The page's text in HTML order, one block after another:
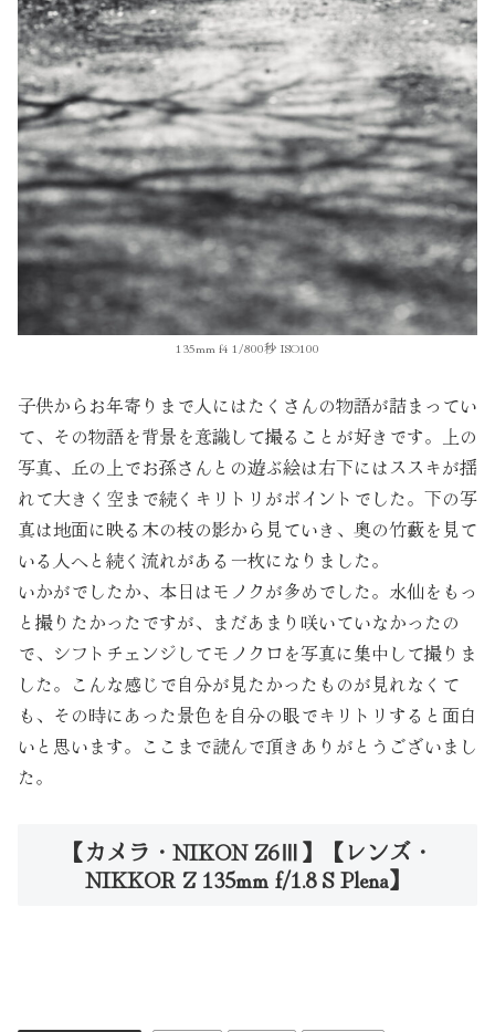
135mm f4 1/800秒 ISO100
子供からお年寄りまで人にはたくさんの物語が詰まってい
て、その物語を背景を意識して撮ることが好きです。上の
写真、丘の上でお孫さんとの遊ぶ絵は右下にはススキが揺
れて大きく空まで続くキリトリがポイントでした。下の写
真は地面に映る木の枝の影から見ていき、奥の竹藪を見て
いる人へと続く流れがある一枚になりました。
いかがでしたか、本日はモノクが多めでした。水仙をもっ
と撮りたかったですが、まだあまり咲いていなかったの
で、シフトチェンジしてモノクロを写真に集中して撮りま
した。こんな感じで自分が見たかったものが見れなくて
も、その時にあった景色を自分の眼でキリトリすると面白
いと思います。ここまで読んで頂きありがとうございまし
た。
【カメラ・NIKON Z6Ⅲ】【レンズ・
NIKKOR Z 135mm f/1.8 S Plena】